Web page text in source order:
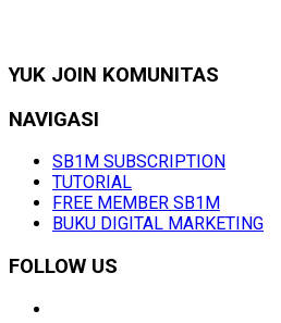
YUK JOIN KOMUNITAS
NAVIGASI
SB1M SUBSCRIPTION
TUTORIAL
FREE MEMBER SB1M
BUKU DIGITAL MARKETING
FOLLOW US